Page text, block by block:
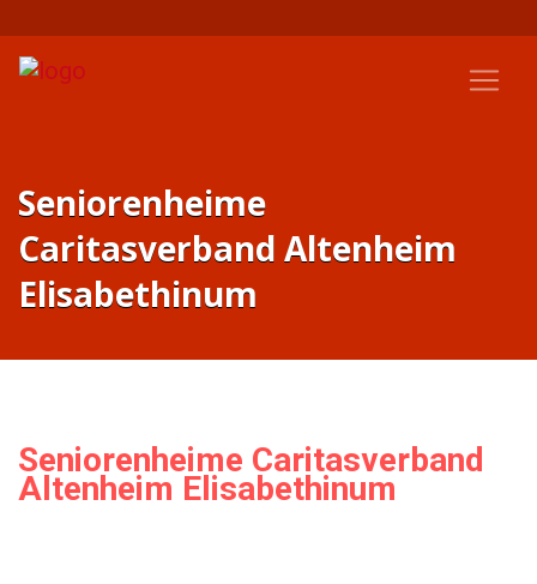
Seniorenheime
Caritasverband Altenheim
Elisabethinum
Seniorenheime Caritasverband
Altenheim Elisabethinum